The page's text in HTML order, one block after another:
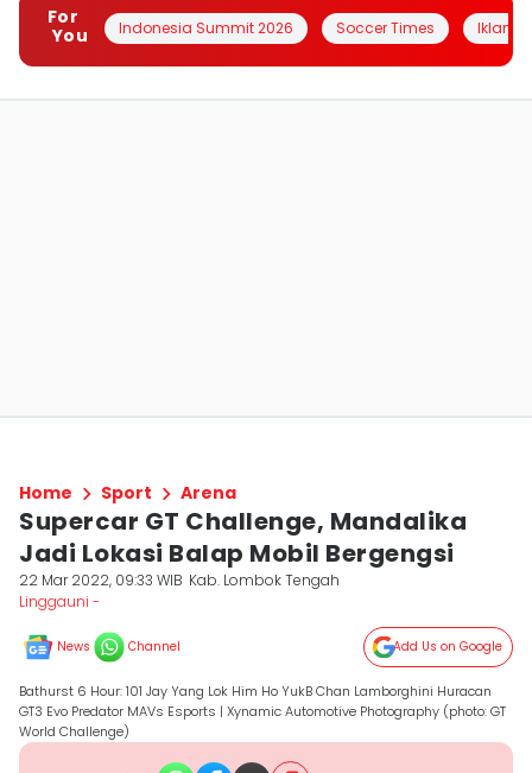
For
You
Indonesia Summit 2026 Soccer Times Iklanin
Home Sport Arena
Supercar GT Challenge, Mandalika
Jadi Lokasi Balap Mobil Bergengsi
22 Mar 2022, 09:33 WIB Kab. Lombok Tengah
Linggauni -
News Channel Add Us on Google
Bathurst 6 Hour: 101 Jay Yang Lok Him Ho YukB Chan Lamborghini Huracan
GT3 Evo Predator MAVs Esports | Xynamic Automotive Photography (photo: GT
World Challenge)